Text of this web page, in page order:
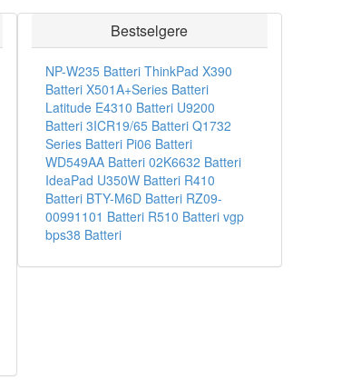
Bestselgere
NP-W235 Batteri ThinkPad X390
Batteri X501A+Series Batteri
Latitude E4310 Batteri U9200
Batteri 3ICR19/65 Batteri Q1732
Series Batteri Pi06 Batteri
WD549AA Batteri 02K6632 Batteri
IdeaPad U350W Batteri R410
Batteri BTY-M6D Batteri RZ09-
00991101 Batteri R510 Batteri vgp
bps38 Batteri